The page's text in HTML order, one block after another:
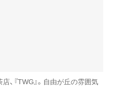
、『TWG』。自由が丘の雰囲気